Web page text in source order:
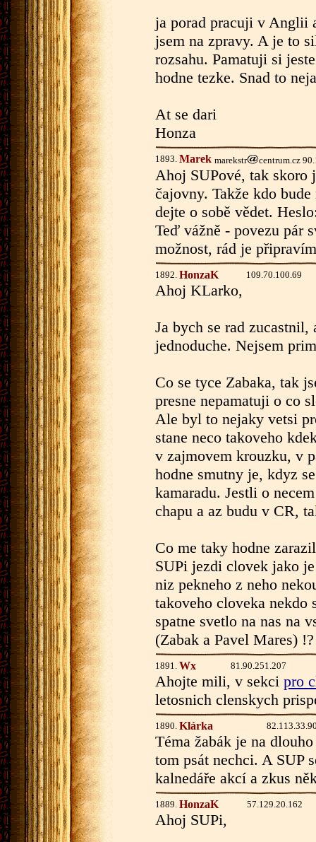
ja porad pracuji v Anglii
jsem na zpravy. A je to
rozsahu. Pamatuji si
hodne tezke. Snad to
At se dari
Honza
1893. Marek marekstr centrum.cz
Ahoj SUPové, tak skoro
čajovny. Takže kdo
dejte o sobě vědet.
Teď vážně - povezu pár
možnost, rád je
1892. HonzaK 109.70.100.69
Ahoj KLarko,
Ja bych se rad
jednoduche. Nejsem
Co se tyce Zabaka, tak
presne nepamatuji o co
Ale byl to nejaky vetsi
stane neco takoveho
v zajmovem krouzku, v
hodne smutny je, kdyz
kamaradu. Jestli o
chapu a az budu v CR,
Co me taky hodne
SUPi jezdi clovek jako
niz pekneho z neho
takoveho cloveka nekdo
spatne svetlo na nas na
(Zabak a Pavel Mares) !?
1891. Wx 81.90.251.207
Ahojte mili, v sekci pro
letosnich clenskych
1890. Klárka
Téma žabák je na
tom psát nechci. A SUP
kalnedáře akcí a zkus
1889. HonzaK 57.129.20.162
Ahoj SUPi,